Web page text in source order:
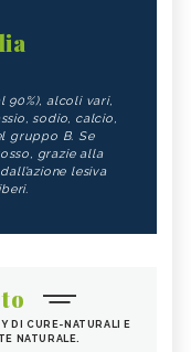
90%), alcoli vari,
sodio, calcio,
gruppo B. Se
grazie alla
lesiva
DI CURE-NATURALI E
NATURALE.